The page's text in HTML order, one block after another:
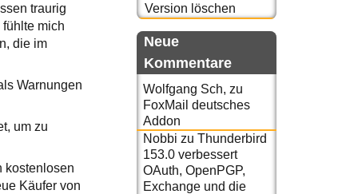
traurig
mich
die im
Warnungen
um zu
kostenlosen
Käufer von
Version löschen
Neue
Kommentare
Wolfgang Sch, zu
FoxMail deutsches
Addon
Nobbi zu Thunderbird
153.0 verbessert
OAuth, OpenPGP,
Exchange und die